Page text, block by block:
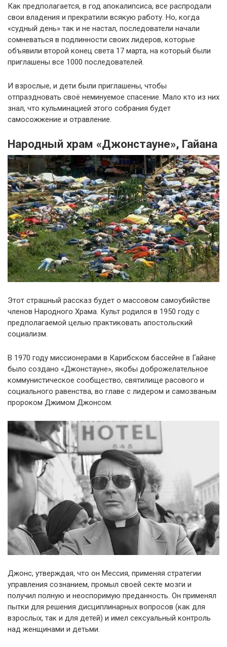
Как предполагается, в год апокалипсиса, все распродали
свои владения и прекратили всякую работу. Но, когда
«судный день» так и не настал, последователи начали
сомневаться в подлинности своих лидеров, которые
объявили второй конец света 17 марта, на который были
приглашены все 1000 последователей.
И взрослые, и дети были приглашены, чтобы
отпраздновать своё неминуемое спасение. Мало кто из них
знал, что кульминацией этого собрания будет
самосожжение и отравление.
Народный храм «Джонстауне», Гайана
Этот страшный рассказ будет о массовом самоубийстве
членов Народного Храма. Культ родился в 1950 году с
предполагаемой целью практиковать апостольский
социализм.
В 1970 году миссионерами в Карибском бассейне в Гайане
было создано «Джонстауне», якобы доброжелательное
коммунистическое сообщество, святилище расового и
социального равенства, во главе с лидером и самозваным
пророком Джимом Джонсом.
Джонс, утверждая, что он Мессия, применяя стратегии
управления сознанием, промыл своей секте мозги и
получил полную и неоспоримую преданность. Он применял
пытки для решения дисциплинарных вопросов (как для
взрослых, так и для детей) и имел сексуальный контроль
над женщинами и детьми.